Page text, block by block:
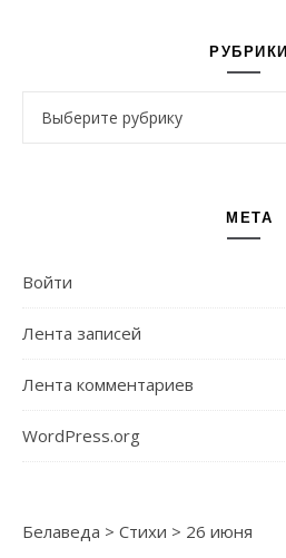
РУБРИКИ
МЕТА
Войти
Лента записей
Лента комментариев
WordPress.org
Белаведа > Стихи > 26 июня